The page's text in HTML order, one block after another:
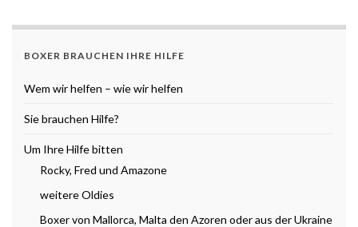
BOXER BRAUCHEN IHRE HILFE
Wem wir helfen – wie wir helfen
Sie brauchen Hilfe?
Um Ihre Hilfe bitten
Rocky, Fred und Amazone
weitere Oldies
Boxer von Mallorca, Malta den Azoren oder aus der Ukraine